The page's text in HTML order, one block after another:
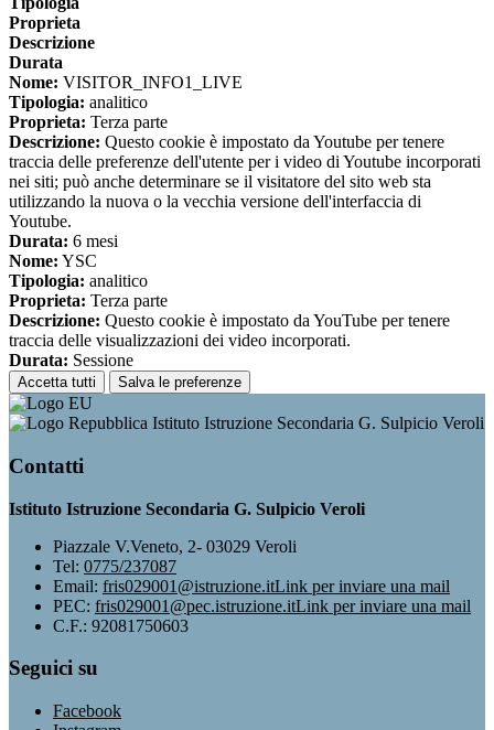
Proprieta
Descrizione
Durata
Nome: VISITOR_INFO1_LIVE
Tipologia: analitico
Proprieta: Terza parte
Descrizione: Questo cookie è impostato da Youtube per tenere
traccia delle preferenze dell'utente per i video di Youtube incorporati
nei siti; può anche determinare se il visitatore del sito web sta
utilizzando la nuova o la vecchia versione dell'interfaccia di
Youtube.
Durata: 6 mesi
Nome: YSC
Tipologia: analitico
Proprieta: Terza parte
Descrizione: Questo cookie è impostato da YouTube per tenere
traccia delle visualizzazioni dei video incorporati.
Durata: Sessione
Accetta tutti Salva le preferenze
Istituto Istruzione Secondaria G. Sulpicio Veroli
Contatti
Istituto Istruzione Secondaria G. Sulpicio Veroli
Piazzale V.Veneto, 2- 03029 Veroli
Tel: 0775/237087
Email: fris029001@istruzione.itLink per inviare una mail
PEC: fris029001@pec.istruzione.itLink per inviare una mail
C.F.: 92081750603
Seguici su
Facebook